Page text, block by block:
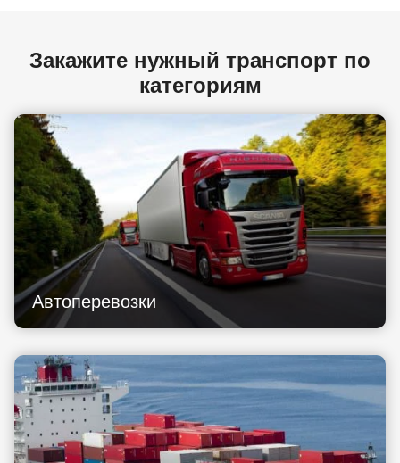
Закажите нужный транспорт по
категориям
Автоперевозки